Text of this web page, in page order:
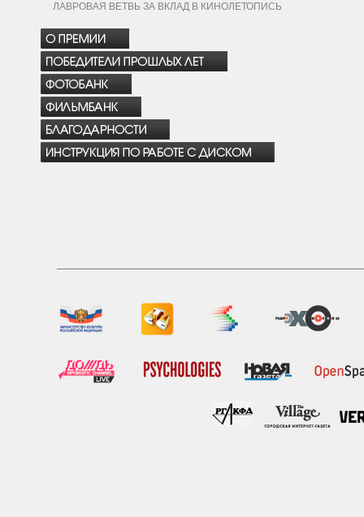
ЛАВРОВАЯ ВЕТВЬ ЗА ВКЛАД В КИНОЛЕТОПИСЬ